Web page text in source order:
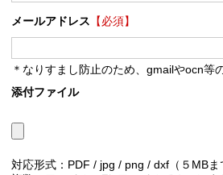
メールアドレス 【必須】
＊なりすまし防止のため、gmailやocn等
添付ファイル
対応形式：PDF / jpg / png / dxf（５MBま